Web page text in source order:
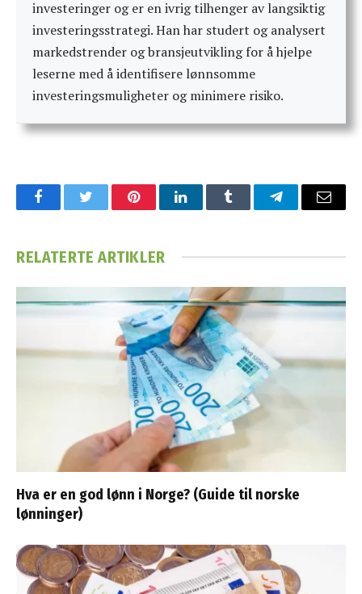
investeringer og er en ivrig tilhenger av langsiktig
investeringsstrategi. Han har studert og analysert
markedstrender og bransjeutvikling for å hjelpe
leserne med å identifisere lønnsomme
investeringsmuligheter og minimere risiko.
FacebookTwitter PinterestLinkedInTumblr TelegramEmail
RELATERTE ARTIKLER
Hva er en god lønn i Norge? (Guide til norske
lønninger)